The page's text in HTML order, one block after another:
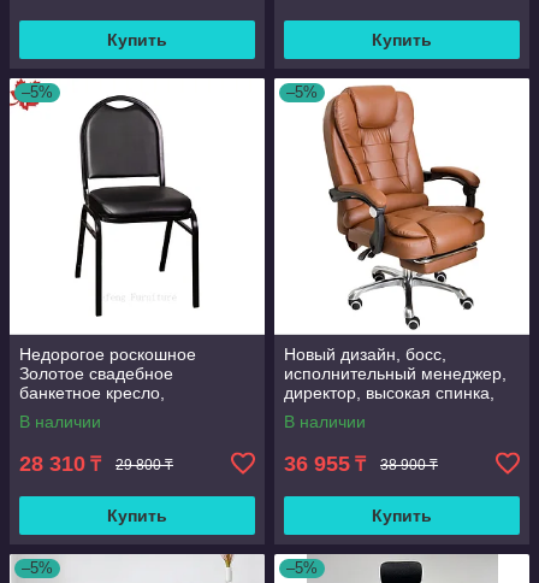
Купить Купить
–5%
Недорогое роскошное
Золотое свадебное
банкетное кресло,
качественное банкетное
кресло для вечеринки
В наличии
28 310 ₸ 29 800 ₸
Купить
–5%
Новый дизайн, босс,
исполнительный менеджер,
директор, высокая спинка,
искусственная кожа, большой
поворотный
В наличии
36 955 ₸ 38 900 ₸
Купить
–5% –5%